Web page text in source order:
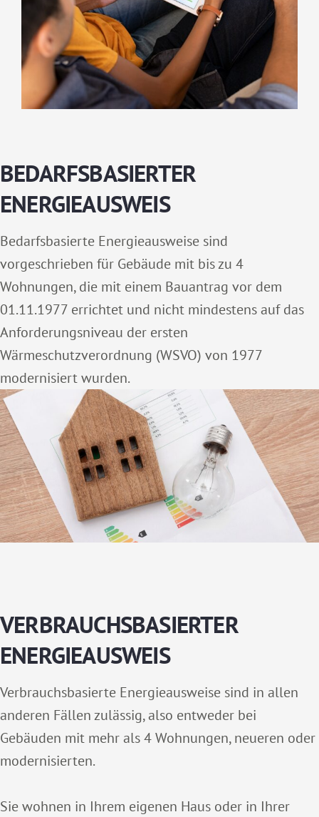
BEDARFSBASIERTER
ENERGIEAUSWEIS
Bedarfsbasierte Energieausweise sind
vorgeschrieben für Gebäude mit bis zu 4
Wohnungen, die mit einem Bauantrag vor dem
01.11.1977 errichtet und nicht mindestens auf das
Anforderungsniveau der ersten
Wärmeschutzverordnung (WSVO) von 1977
modernisiert wurden.
VERBRAUCHSBASIERTER
ENERGIEAUSWEIS
Verbrauchsbasierte Energieausweise sind in allen
anderen Fällen zulässig, also entweder bei
Gebäuden mit mehr als 4 Wohnungen, neueren oder
modernisierten.
Sie wohnen in Ihrem eigenen Haus oder in Ihrer